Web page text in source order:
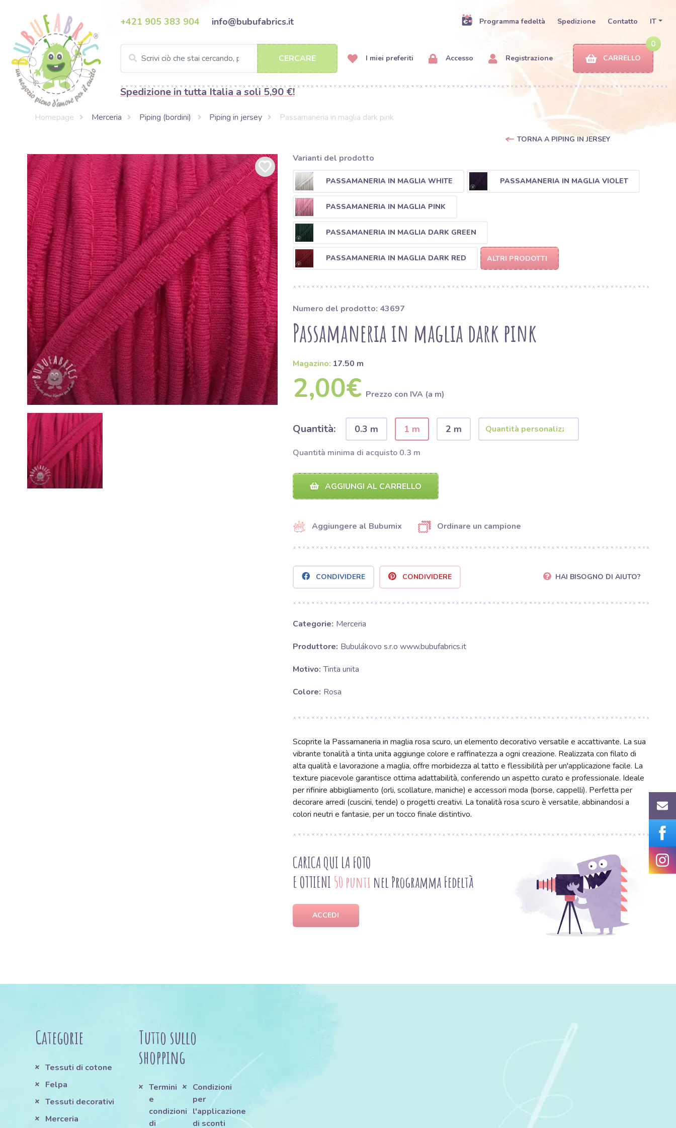
+421 905 383 904 info@bubufabrics.it Programma fedeltà Spedizione Contatto IT
CERCARE I miei preferiti Accesso Registrazione
0
CARRELLO
Spedizione in tutta Italia a soli 5,90 €!
Homepage Merceria Piping (bordini) Piping in jersey Passamaneria in maglia dark pink
TORNA A PIPING IN JERSEY
Varianti del prodotto
PASSAMANERIA IN MAGLIA WHITE PASSAMANERIA IN MAGLIA VIOLET
PASSAMANERIA IN MAGLIA PINK
PASSAMANERIA IN MAGLIA DARK GREEN
PASSAMANERIA IN MAGLIA DARK RED ALTRI PRODOTTI
Numero del prodotto: 43697
Passamaneria in maglia dark pink
Magazino: 17.50 m
2,00€ Prezzo con IVA (a m)
Quantità: 0.3 m 1 m 2 m
Quantità minima di acquisto 0.3 m
AGGIUNGI AL CARRELLO
Aggiungere al Bubumix Ordinare un campione
CONDIVIDERE CONDIVIDERE HAI BISOGNO DI AIUTO?
Categorie: Merceria
Produttore: Bubulákovo s.r.o www.bubufabrics.it
Motivo: Tinta unita
Colore: Rosa
Scoprite la Passamaneria in maglia rosa scuro, un elemento decorativo versatile e accattivante. La sua
vibrante tonalità a tinta unita aggiunge colore e raffinatezza a ogni creazione. Realizzata con filato di
alta qualità e lavorazione a maglia, offre morbidezza al tatto e flessibilità per un'applicazione facile. La
texture piacevole garantisce ottima adattabilità, conferendo un aspetto curato e professionale. Ideale
per rifinire abbigliamento (orli, scollature, maniche) e accessori moda (borse, cappelli). Perfetta per
decorare arredi (cuscini, tende) o progetti creativi. La tonalità rosa scuro è versatile, abbinandosi a
colori neutri e fantasie, per un tocco finale distintivo.
CARICA QUI LA FOTO
E OTTIENI 50 punti nel Programma Fedeltà
ACCEDI
Categorie
Tessuti di cotone
Felpa
Tessuti decorativi
Merceria
Tutto sullo
shopping
Termini
e
condizioni
di
Condizioni
per
l'applicazione
di sconti